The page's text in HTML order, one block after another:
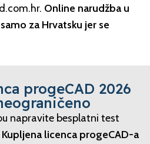
Online narudžba u
za Hrvatsku jer se
progeCAD 2026
napravite besplatni test
Kupljena licenca progeCAD-a